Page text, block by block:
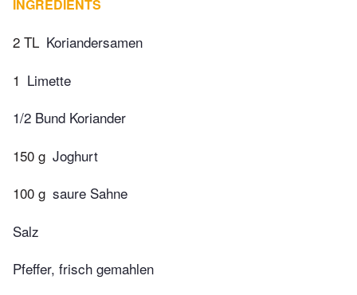
INGREDIENTS
2 TL Koriandersamen
1 Limette
1/2 Bund Koriander
150 g Joghurt
100 g saure Sahne
Salz
Pfeffer, frisch gemahlen